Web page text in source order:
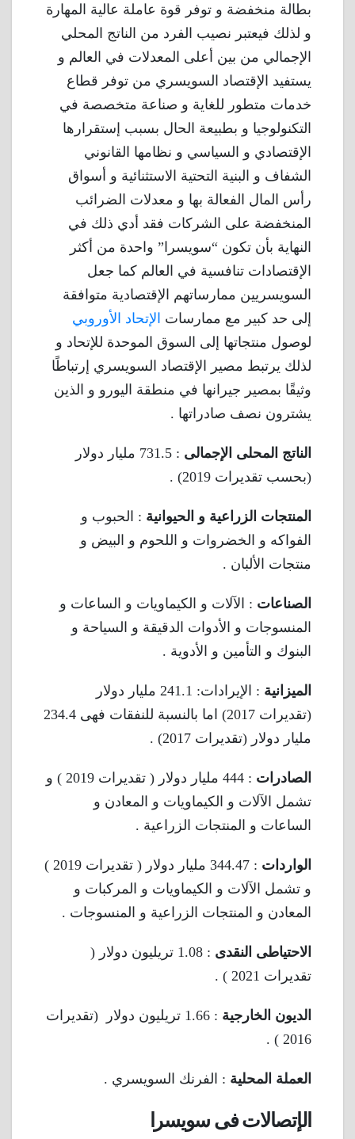
بطالة منخفضة و توفر قوة عاملة عالية المهارة
و لذلك فيعتبر نصيب الفرد من الناتج المحلي
الإجمالي من بين أعلى المعدلات في العالم و
يستفيد الإقتصاد السويسري من توفر قطاع
خدمات متطور للغاية و صناعة متخصصة في
التكنولوجيا و بطبيعة الحال بسبب إستقرارها
الإقتصادي و السياسي و نظامها القانوني
الشفاف و البنية التحتية الاستثنائية و أسواق
رأس المال الفعالة بها و معدلات الضرائب
المنخفضة على الشركات فقد أدي ذلك في
النهاية بأن تكون “سويسرا” واحدة من أكثر
الإقتصادات تنافسية في العالم كما جعل
السويسريين ممارساتهم الإقتصادية متوافقة
إلى حد كبير مع ممارسات الإتحاد الأوروبي
لوصول منتجاتها إلى السوق الموحدة للإتحاد و
لذلك يرتبط مصير الإقتصاد السويسري إرتباطًا
وثيقًا بمصير جيرانها في منطقة اليورو و الذين
يشترون نصف صادراتها .
الناتج المحلى الإجمالى
: 731.5 مليار دولار
(بحسب تقديرات 2019) .
المنتجات الزراعية و الحيوانية : الحبوب و
الفواكه و الخضروات و اللحوم و البيض و
منتجات الألبان .
الصناعات : الآلات و الكيماويات و الساعات و
المنسوجات و الأدوات الدقيقة و السياحة و
البنوك و التأمين و الأدوية .
الميزانية
: الإيرادات: 241.1 مليار دولار
(تقديرات 2017) اما بالنسبة للنفقات فهى 234.4
مليار دولار (تقديرات 2017) .
الصادرات
: 444 مليار دولار ( تقديرات 2019 ) و
تشمل الآلات و الكيماويات و المعادن و
الساعات و المنتجات الزراعية .
الواردات
: 344.47 مليار دولار ( تقديرات 2019 )
و تشمل الآلات و الكيماويات و المركبات و
المعادن و المنتجات الزراعية و المنسوجات .
الاحتياطى النقدى
: 1.08 تريليون دولار (
تقديرات 2021 ) .
الديون الخارجية
: 1.66 تريليون دولار (تقديرات
2016 ) .
العملة المحلية : الفرنك السويسري .
الإتصالات فى سويسرا